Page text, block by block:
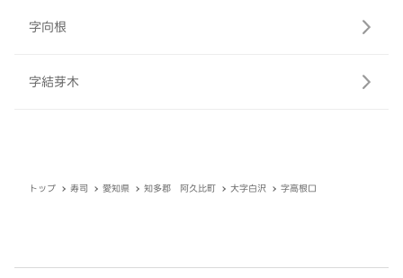
字向根
字結芽木
トップ 寿司 愛知県 知多郡 阿久比町 大字白沢 字高根口